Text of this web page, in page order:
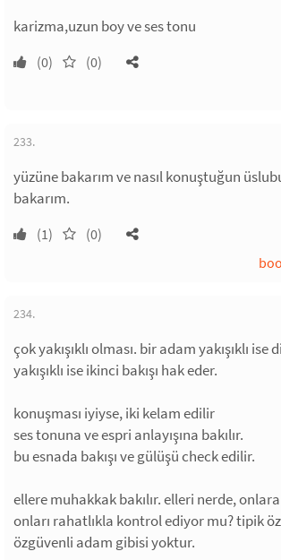
karizma,uzun boy ve ses tonu
(0) (0)
233.
yüzüne bakarım ve nasıl konuştuğun
bakarım.
(1) (0)
234.
çok yakışıklı olması. bir adam yakışıklı
yakışıklı ise ikinci bakışı hak eder.
konuşması iyiyse, iki kelam edilir
ses tonuna ve espri anlayışına bakılır.
bu esnada bakışı ve gülüşü check edilir.
ellere muhakkak bakılır. elleri nerde,
onları rahatlıkla kontrol ediyor mu? tipik
özgüvenli adam gibisi yoktur.